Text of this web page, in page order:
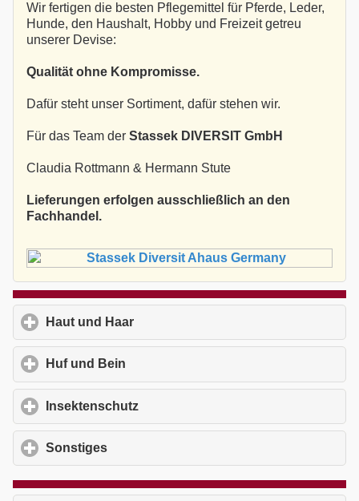
Wir fertigen die besten Pflegemittel für Pferde, Leder,
Hunde, den Haushalt, Hobby und Freizeit getreu
unserer Devise:
Qualität ohne Kompromisse.
Dafür steht unser Sortiment, dafür stehen wir.
Für das Team der Stassek DIVERSIT GmbH
Claudia Rottmann & Hermann Stute
Lieferungen erfolgen ausschließlich an den
Fachhandel.
Haut und Haar
Huf und Bein
Insektenschutz
Sonstiges